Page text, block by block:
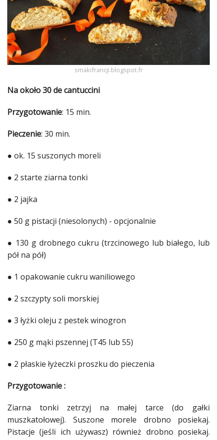
Studniówka
Dodaj
«
Dodaj
Dodaj
Dodaj
galerię
Dodaj
Najlepsze
smakifrancji.blogspot.fr
Na około 30 de cantuccini
Przygotowanie: 15 min.
Pieczenie: 30 min.
● ok. 15 suszonych moreli
● 2 starte ziarna tonki
● 2 jajka
● 50 g pistacji (niesolonych) - opcjonalnie
● 130 g drobnego cukru (trzcinowego lub białego, lub
pół na pół)
● 1 opakowanie cukru waniliowego
● 2 szczypty soli morskiej
● 3 łyżki oleju z pestek winogron
● 250 g mąki pszennej (T45 lub 55)
● 2 płaskie łyżeczki proszku do pieczenia
Przygotowanie :
Ziarna tonki zetrzyj na małej tarce (do gałki
muszkatołowej). Suszone morele drobno posiekaj.
Pistacje (jeśli ich używasz) również drobno posiekaj.